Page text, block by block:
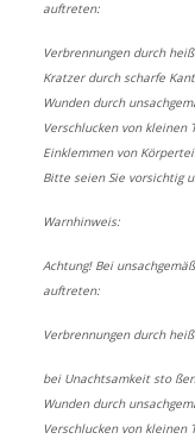
auftreten:
Verbrennungen durch
Kratzer durch scharfe
Wunden durch
Verschlucken von kleinen
Einklemmen von
Bitte seien Sie vorsichtig
Warnhinweis:
Achtung! Bei
auftreten:
Verbrennungen durch
bei Unachtsamkeit sto
Wunden durch
Verschlucken von kleinen